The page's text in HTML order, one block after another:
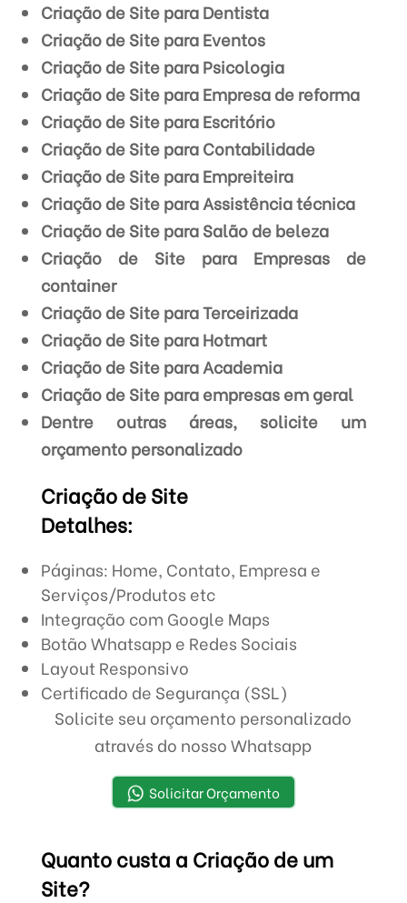
Criação de Site para Dentista
Criação de Site para Eventos
Criação de Site para Psicologia
Criação de Site para Empresa de reforma
Criação de Site para Escritório
Criação de Site para Contabilidade
Criação de Site para Empreiteira
Criação de Site para Assistência técnica
Criação de Site para Salão de beleza
Criação de Site para Empresas de
container
Criação de Site para Terceirizada
Criação de Site para Hotmart
Criação de Site para Academia
Criação de Site para empresas em geral
Dentre outras áreas, solicite um
orçamento personalizado
Criação de Site
Detalhes:
Páginas: Home, Contato, Empresa e
Serviços/Produtos etc
Integração com Google Maps
Botão Whatsapp e Redes Sociais
Layout Responsivo
Certificado de Segurança (SSL)
Solicite seu orçamento personalizado
através do nosso Whatsapp
Solicitar Orçamento
Quanto custa a Criação de um
Site?